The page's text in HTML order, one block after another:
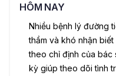
HÔM NAY
Nhiều bệnh lý đường
thầm và khó nhận
theo chỉ định của bác
kỳ giúp theo dõi tình